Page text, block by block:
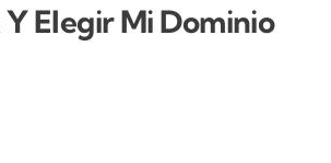
Elegir Mi Dominio